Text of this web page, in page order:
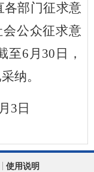
各部门征求意
公众征求意
至6月30日，
纳。
3日
使用说明